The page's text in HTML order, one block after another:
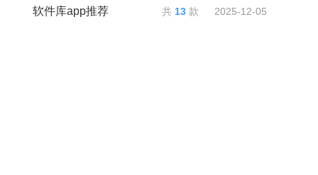
软件库app推荐 共 13 款 2025-12-05